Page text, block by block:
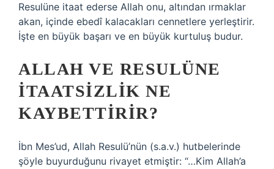
Resulüne itaat ederse Allah onu, altından ırmaklar
akan, içinde ebedî kalacakları cennetlere yerleştirir.
İşte en büyük başarı ve en büyük kurtuluş budur.
ALLAH VE RESULÜNE
ITAATSIZLIK NE
KAYBETTIRIR?
İbn Mes’ud, Allah Resulü’nün (s.a.v.) hutbelerinde
şöyle buyurduğunu rivayet etmiştir: “…Kim Allah’a